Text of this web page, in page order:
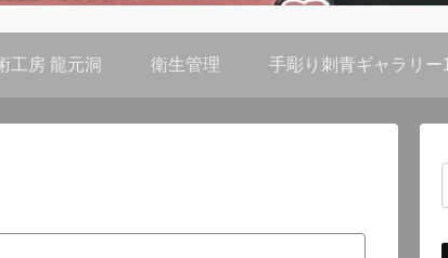
工房 龍元洞 衛生管理 手彫り刺青ギャラリー1